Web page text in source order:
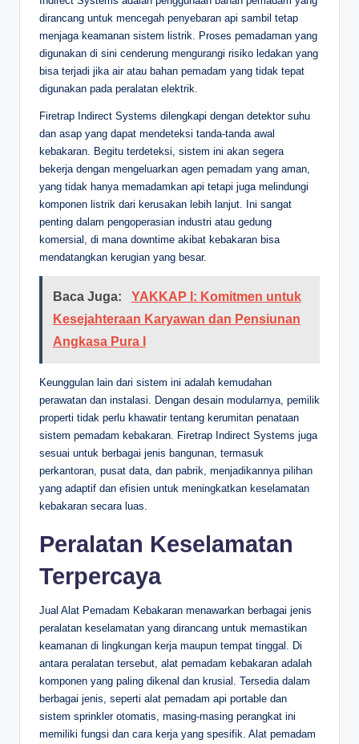
dirancang untuk mencegah penyebaran api sambil tetap
menjaga keamanan sistem listrik. Proses pemadaman yang
digunakan di sini cenderung mengurangi risiko ledakan yang
bisa terjadi jika air atau bahan pemadam yang tidak tepat
digunakan pada peralatan elektrik.
Firetrap Indirect Systems dilengkapi dengan detektor suhu
dan asap yang dapat mendeteksi tanda-tanda awal
kebakaran. Begitu terdeteksi, sistem ini akan segera
bekerja dengan mengeluarkan agen pemadam yang aman,
yang tidak hanya memadamkan api tetapi juga melindungi
komponen listrik dari kerusakan lebih lanjut. Ini sangat
penting dalam pengoperasian industri atau gedung
komersial, di mana downtime akibat kebakaran bisa
mendatangkan kerugian yang besar.
Baca Juga:
YAKKAP I: Komitmen untuk
Kesejahteraan Karyawan dan Pensiunan
Angkasa Pura I
Keunggulan lain dari sistem ini adalah kemudahan
perawatan dan instalasi. Dengan desain modularnya, pemilik
properti tidak perlu khawatir tentang kerumitan penataan
sistem pemadam kebakaran. Firetrap Indirect Systems juga
sesuai untuk berbagai jenis bangunan, termasuk
perkantoran, pusat data, dan pabrik, menjadikannya pilihan
yang adaptif dan efisien untuk meningkatkan keselamatan
kebakaran secara luas.
Peralatan Keselamatan
Terpercaya
Jual Alat Pemadam Kebakaran menawarkan berbagai jenis
peralatan keselamatan yang dirancang untuk memastikan
keamanan di lingkungan kerja maupun tempat tinggal. Di
antara peralatan tersebut, alat pemadam kebakaran adalah
komponen yang paling dikenal dan krusial. Tersedia dalam
berbagai jenis, seperti alat pemadam api portable dan
sistem sprinkler otomatis, masing-masing perangkat ini
memiliki fungsi dan cara kerja yang spesifik. Alat pemadam